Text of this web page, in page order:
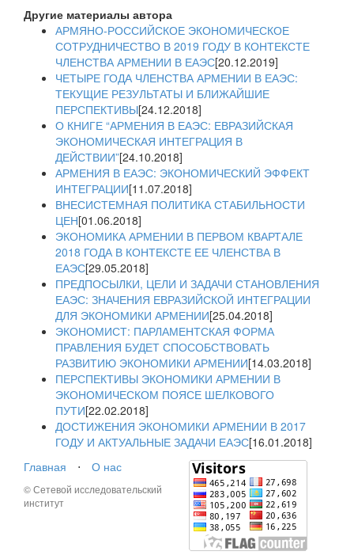
Другие материалы автора
АРМЯНО-РОССИЙСКОЕ ЭКОНОМИЧЕСКОЕ
СОТРУДНИЧЕСТВО В 2019 ГОДУ В КОНТЕКСТЕ
ЧЛЕНСТВА АРМЕНИИ В ЕАЭС[20.12.2019]
ЧЕТЫРЕ ГОДА ЧЛЕНСТВА АРМЕНИИ В ЕАЭС:
ТЕКУЩИЕ РЕЗУЛЬТАТЫ И БЛИЖАЙШИЕ
ПЕРСПЕКТИВЫ[24.12.2018]
О КНИГЕ “АРМЕНИЯ В ЕАЭС: ЕВРАЗИЙСКАЯ
ЭКОНОМИЧЕСКАЯ ИНТЕГРАЦИЯ В
ДЕЙСТВИИ”[24.10.2018]
АРМЕНИЯ В ЕАЭС: ЭКОНОМИЧЕСКИЙ ЭФФЕКТ
ИНТЕГРАЦИИ[11.07.2018]
ВНЕСИСТЕМНАЯ ПОЛИТИКА СТАБИЛЬНОСТИ
ЦЕН[01.06.2018]
ЭКОНОМИКА АРМЕНИИ В ПЕРВОМ КВАРТАЛЕ
2018 ГОДА В КОНТЕКСТЕ ЕЕ ЧЛЕНСТВА В
ЕАЭС[29.05.2018]
ПРЕДПОСЫЛКИ, ЦЕЛИ И ЗАДАЧИ СТАНОВЛЕНИЯ
ЕАЭС: ЗНАЧЕНИЯ ЕВРАЗИЙСКОЙ ИНТЕГРАЦИИ
ДЛЯ ЭКОНОМИКИ АРМЕНИИ[25.04.2018]
ЭКОНОМИСТ: ПАРЛАМЕНТСКАЯ ФОРМА
ПРАВЛЕНИЯ БУДЕТ СПОСОБСТВОВАТЬ
РАЗВИТИЮ ЭКОНОМИКИ АРМЕНИИ[14.03.2018]
ПЕРСПЕКТИВЫ ЭКОНОМИКИ АРМЕНИИ В
ЭКОНОМИЧЕСКОМ ПОЯСЕ ШЕЛКОВОГО
ПУТИ[22.02.2018]
ДОСТИЖЕНИЯ ЭКОНОМИКИ АРМЕНИИ В 2017
ГОДУ И АКТУАЛЬНЫЕ ЗАДАЧИ ЕАЭС[16.01.2018]
Главная
⋅ О нас
© Сетевой исследовательский
институт